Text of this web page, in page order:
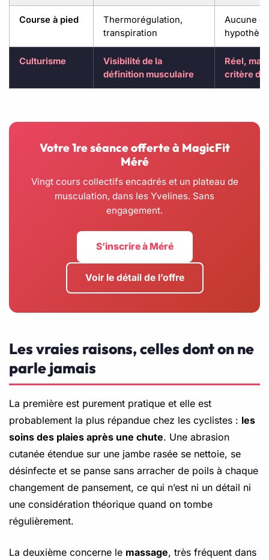
Course à pied
Thermorégulation,
transpiration
Aucune
Culturisme
Visibilité de la
définition musculaire
Réel,
critère de
Votre 1re séance offerte à MagicFit
Méré
Vingt cours collectifs encadrés et un plateau de
musculation, dans les Yvelines. Sans
engagement.
S’inscrire à Méré
Voir le détail de l’offre
Les vraies raisons, celles dont on ne
parle jamais
La première est purement pratique et elle est
probablement la plus répandue chez les cyclistes : les
soins des plaies après une chute. Une abrasion
cutanée étendue sur une jambe rasée se nettoie, se
désinfecte et se panse sans arracher de poils à chaque
changement de pansement, ce qui n’est ni un détail ni
une considération théorique quand on tombe
régulièrement.
La deuxième concerne le massage, très fréquent dans